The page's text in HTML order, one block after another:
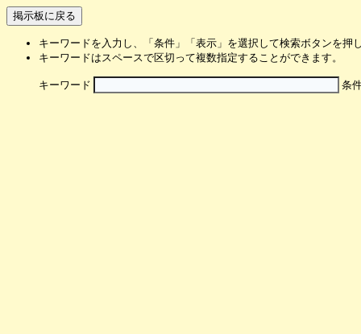
キーワードを入力し、「条件」「表示」を選択して検索ボタンを押
キーワードはスペースで区切って複数指定することができます。
キーワード 条